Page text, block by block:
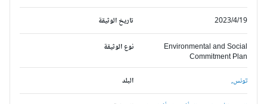
تاريخ الوثيقة 2023/4/19
نوع الوثيقة
Environmental and Social
Commitment Plan
البلد
تونس,